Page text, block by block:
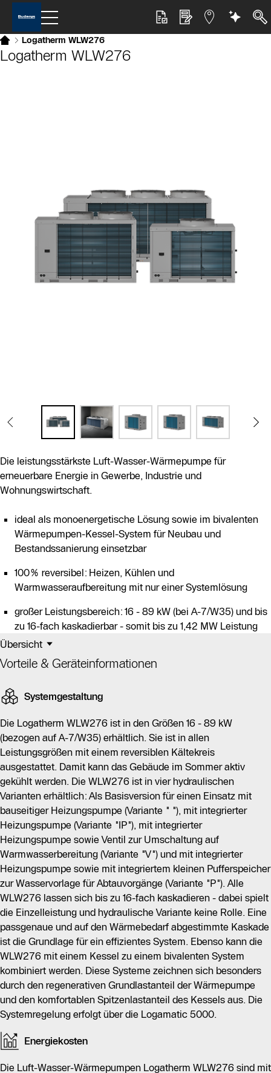
Logatherm WLW276
Logatherm WLW276
Die leistungsstärkste Luft-Wasser-Wärmepumpe für
erneuerbare Energie in Gewerbe, Industrie und
Wohnungswirtschaft.
ideal als monoenergetische Lösung sowie im bivalenten
Wärmepumpen-Kessel-System für Neubau und
Bestandssanierung einsetzbar
100% reversibel: Heizen, Kühlen und
Warmwasseraufbereitung mit nur einer Systemlösung
großer Leistungsbereich: 16 - 89 kW (bei A-7/W35) und bis
zu 16-fach kaskadierbar - somit bis zu 1,42 MW Leistung
Übersicht
Vorteile & Geräteinformationen
Systemgestaltung
Die Logatherm WLW276 ist in den Größen 16 - 89 kW
(bezogen auf A-7/W35) erhältlich. Sie ist in allen
Leistungsgrößen mit einem reversiblen Kältekreis
ausgestattet. Damit kann das Gebäude im Sommer aktiv
gekühlt werden. Die WLW276 ist in vier hydraulischen
Varianten erhältlich: Als Basisversion für einen Einsatz mit
bauseitiger Heizungspumpe (Variante " "), mit integrierter
Heizungspumpe (Variante "IP"), mit integrierter
Heizungspumpe sowie Ventil zur Umschaltung auf
Warmwasserbereitung (Variante "V") und mit integrierter
Heizungspumpe sowie mit integriertem kleinen Pufferspeicher
zur Wasservorlage für Abtauvorgänge (Variante "P"). Alle
WLW276 lassen sich bis zu 16-fach kaskadieren - dabei spielt
die Einzelleistung und hydraulische Variante keine Rolle. Eine
passgenaue und auf den Wärmebedarf abgestimmte Kaskade
ist die Grundlage für ein effizientes System. Ebenso kann die
WLW276 mit einem Kessel zu einem bivalenten System
kombiniert werden. Diese Systeme zeichnen sich besonders
durch den regenerativen Grundlastanteil der Wärmepumpe
und den komfortablen Spitzenlastanteil des Kessels aus. Die
Systemregelung erfolgt über die Logamatic 5000.
Energiekosten
Die Luft-Wasser-Wärmepumpen Logatherm WLW276 sind mit